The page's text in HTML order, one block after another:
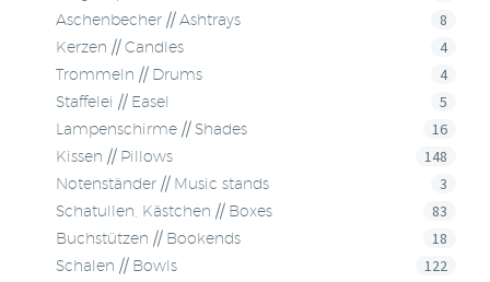
Aschenbecher // Ashtrays 8
Kerzen // Candles 4
Trommeln // Drums 4
Staffelei // Easel 5
Lampenschirme // Shades 16
Kissen // Pillows 148
Notenständer // Music stands 3
Schatullen, Kästchen // Boxes 83
Buchstützen // Bookends 18
Schalen // Bowls 122